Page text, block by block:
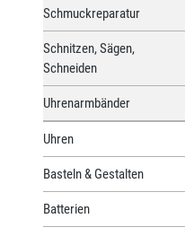
Schmuckreparatur
Schnitzen, Sägen,
Schneiden
Uhrenarmbänder
Uhren
Basteln & Gestalten
Batterien